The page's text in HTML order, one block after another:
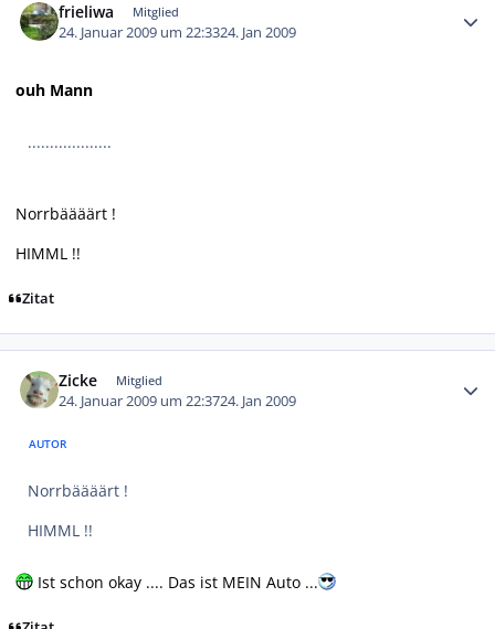
frieliwa Mitglied
24. Januar 2009 um 22:3324. Jan 2009
ouh Mann
...................
Norrbäääärt !
HIMML !!
Zitat
Zicke Mitglied
24. Januar 2009 um 22:3724. Jan 2009
AUTOR
Norrbäääärt !
HIMML !!
Ist schon okay .... Das ist MEIN Auto ...